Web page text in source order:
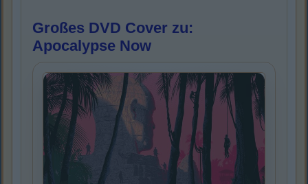
Großes DVD Cover zu:
Apocalypse Now